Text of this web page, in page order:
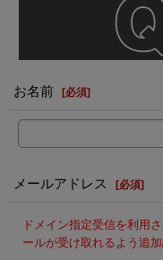
お名前 [必須]
メールアドレス [必須]
ドメイン指定受信を利用
ールが受け取れるよう追